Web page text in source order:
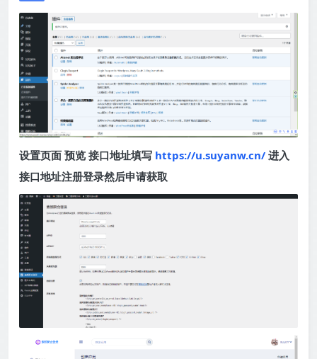
设置页面 预览 接口地址填写 https://u.suyanw.cn/ 进入
接口地址注册登录然后申请获取